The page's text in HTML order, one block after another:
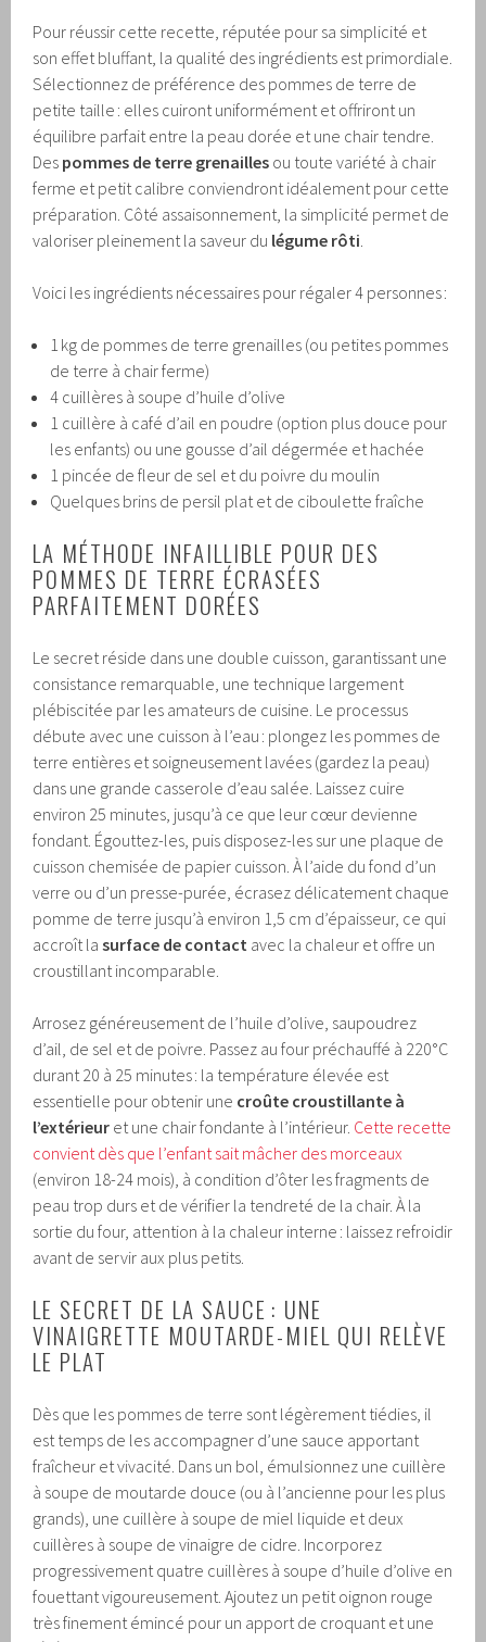
Pour réussir cette recette, réputée pour sa simplicité et
son effet bluffant, la qualité des ingrédients est primordiale.
Sélectionnez de préférence des pommes de terre de
petite taille : elles cuiront uniformément et offriront un
équilibre parfait entre la peau dorée et une chair tendre.
Des pommes de terre grenailles ou toute variété à chair
ferme et petit calibre conviendront idéalement pour cette
préparation. Côté assaisonnement, la simplicité permet de
valoriser pleinement la saveur du légume rôti.
Voici les ingrédients nécessaires pour régaler 4 personnes :
1 kg de pommes de terre grenailles (ou petites pommes
de terre à chair ferme)
4 cuillères à soupe d’huile d’olive
1 cuillère à café d’ail en poudre (option plus douce pour
les enfants) ou une gousse d’ail dégermée et hachée
1 pincée de fleur de sel et du poivre du moulin
Quelques brins de persil plat et de ciboulette fraîche
LA MÉTHODE INFAILLIBLE POUR DES
POMMES DE TERRE ÉCRASÉES
PARFAITEMENT DORÉES
Le secret réside dans une double cuisson, garantissant une
consistance remarquable, une technique largement
plébiscitée par les amateurs de cuisine. Le processus
débute avec une cuisson à l’eau : plongez les pommes de
terre entières et soigneusement lavées (gardez la peau)
dans une grande casserole d’eau salée. Laissez cuire
environ 25 minutes, jusqu’à ce que leur cœur devienne
fondant. Égouttez-les, puis disposez-les sur une plaque de
cuisson chemisée de papier cuisson. À l’aide du fond d’un
verre ou d’un presse-purée, écrasez délicatement chaque
pomme de terre jusqu’à environ 1,5 cm d’épaisseur, ce qui
accroît lasurface de contact avec la chaleur et offre un
croustillant incomparable.
Arrosez généreusement de l’huile d’olive, saupoudrez
d’ail, de sel et de poivre. Passez au four préchauffé à 220°C
durant 20 à 25 minutes : la température élevée est
essentielle pour obtenir une croûte croustillante à
l’extérieur et une chair fondante à l’intérieur. Cette recette
convient dès que l’enfant sait mâcher des morceaux
(environ 18-24 mois), à condition d’ôter les fragments de
peau trop durs et de vérifier la tendreté de la chair. À la
sortie du four, attention à la chaleur interne : laissez refroidir
avant de servir aux plus petits.
LE SECRET DE LA SAUCE : UNE
VINAIGRETTE MOUTARDE-MIEL QUI RELÈVE
LE PLAT
Dès que les pommes de terre sont légèrement tiédies, il
est temps de les accompagner d’une sauce apportant
fraîcheur et vivacité. Dans un bol, émulsionnez une cuillère
à soupe de moutarde douce (ou à l’ancienne pour les plus
grands), une cuillère à soupe de miel liquide et deux
cuillères à soupe de vinaigre de cidre. Incorporez
progressivement quatre cuillères à soupe d’huile d’olive en
fouettant vigoureusement. Ajoutez un petit oignon rouge
très finement émincé pour un apport de croquant et une